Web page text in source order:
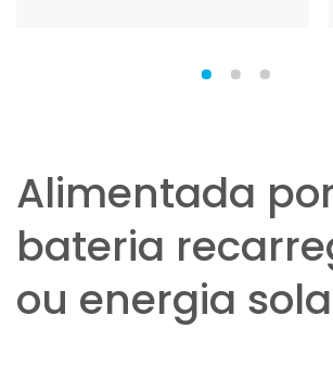
Alimentada
bateria
ou energia